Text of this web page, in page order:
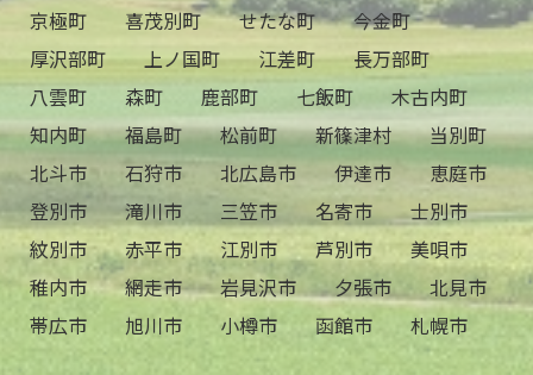
京極町
喜茂別町 せたな町
今金町
厚沢部町
上ノ国町 江差町
長万部町
八雲町
森町 鹿部町 七飯町
木古内町
知内町
福島町 松前町 新篠津村
当別町
北斗市
石狩市 北広島市 伊達市
恵庭市
登別市
滝川市 三笠市 名寄市
士別市
紋別市
赤平市 江別市 芦別市
美唄市
稚内市
網走市 岩見沢市 夕張市
北見市
帯広市
旭川市 小樽市 函館市 札幌市